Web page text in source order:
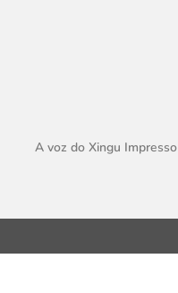
A voz do Xingu Impresso